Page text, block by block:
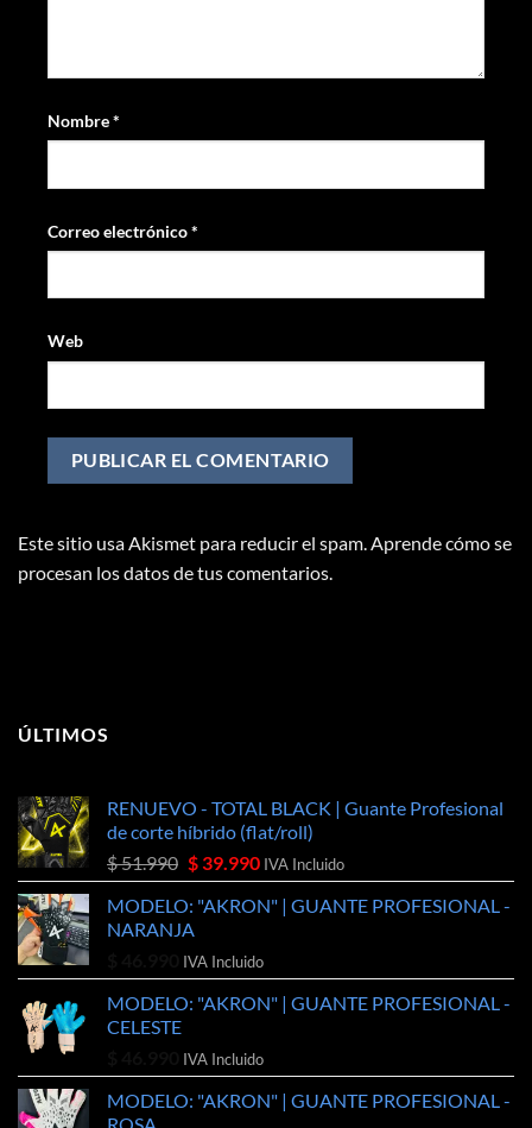
Nombre*
Correo electrónico*
Web
Este sitio usa Akismet para reducir el spam. Aprende cómo se
procesan los datos de tus comentarios.
ÚLTIMOS
RENUEVO - TOTAL BLACK | Guante Profesional
de corte híbrido (flat/roll)
$51.990 El
precio
original
era:
$ 51.990.
$39.990El
precio
actual
$ 39.990.
IVA Incluido
MODELO: "AKRON" | GUANTE PROFESIONAL -
NARANJA
IVA Incluido
MODELO: "AKRON" | GUANTE PROFESIONAL -
CELESTE
IVA Incluido
MODELO: "AKRON" | GUANTE PROFESIONAL -